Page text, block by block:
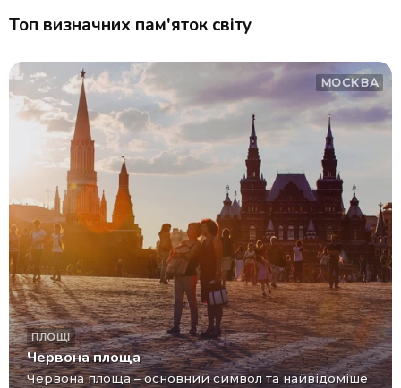
Топ визначних пам'яток світу
МОСКВА
ПЛОЩІ
Червона площа
Червона площа – основний символ та найвідоміше